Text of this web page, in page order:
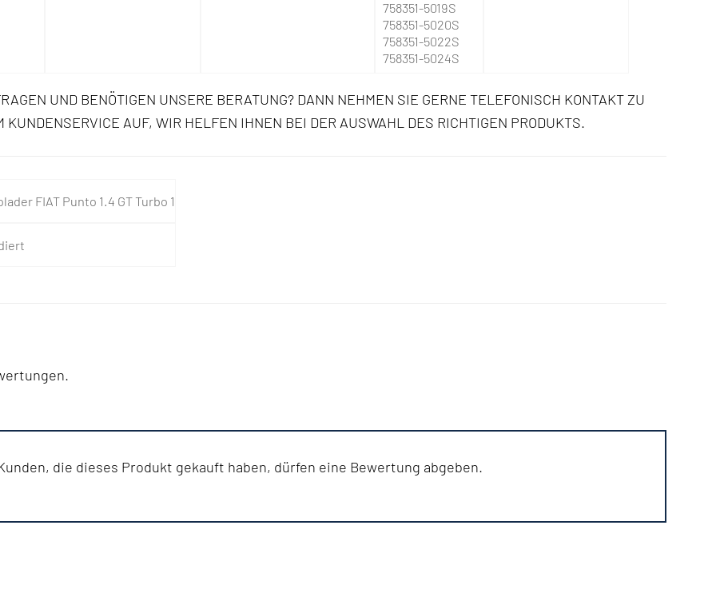
758351-5019S
758351-5020S
758351-5022S
758351-5024S
UND BENÖTIGEN UNSERE BERATUNG? DANN NEHMEN SIE GERNE TELEFONISCH KONTAKT ZU
KUNDENSERVICE AUF, WIR HELFEN IHNEN BEI DER AUSWAHL DES RICHTIGEN PRODUKTS.
FIAT Punto 1.4 GT Turbo 1
die dieses Produkt gekauft haben, dürfen eine Bewertung abgeben.